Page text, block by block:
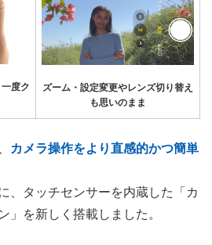
度ク
ズーム・設定変更やレンズ切り替え
も思いのまま
カメラ操作をより直感的かつ簡単
、タッチセンサーを内蔵した「カ
」を新しく搭載しました。